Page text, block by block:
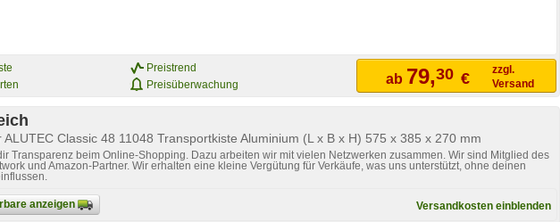
Preistrend
Preisüberwachung
ab 79,30 €
zzgl.
Versand
ALUTEC Classic 48 11048 Transportkiste Aluminium (L x B x H) 575 x 385 x 270 mm
Transparenz beim Online-Shopping. Dazu arbeiten wir mit vielen Netzwerken zusammen. Wir sind Mitglied des
und Amazon-Partner. Wir erhalten eine kleine Vergütung für Verkäufe, was uns unterstützt, ohne deinen
anzeigen Versandkosten einblenden